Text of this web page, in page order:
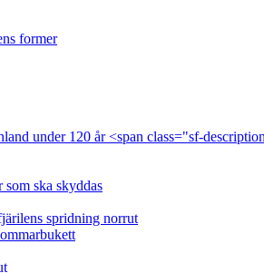
former
under 120 år <span class="sf-
ska skyddas
spridning norrut